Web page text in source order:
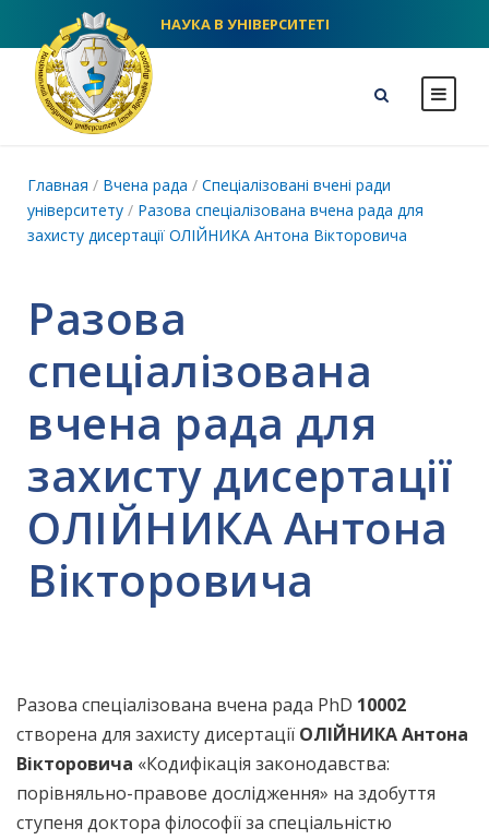
НАУКА В УНІВЕРСИТЕТІ
Главная / Вчена рада / Спеціалізовані вчені ради
університету / Разова спеціалізована вчена рада для
захисту дисертації ОЛІЙНИКА Антона Вікторовича
Разова
спеціалізована
вчена рада для
захисту дисертації
ОЛІЙНИКА Антона
Вікторовича
Разова спеціалізована вчена рада PhD 10002
створена для захисту дисертації ОЛІЙНИКА Антона
Вікторовича «Кодифікація законодавства:
порівняльно-правове дослідження» на здобуття
ступеня доктора філософії за спеціальністю